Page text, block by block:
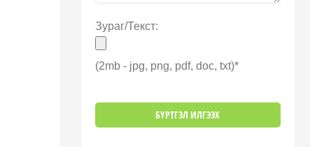
Зураг/Текст:
(2mb - jpg, png, pdf, doc, txt)*